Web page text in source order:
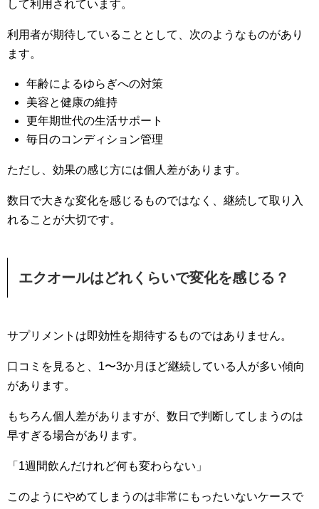
して利用されています。
利用者が期待していることとして、次のようなものがあり
ます。
年齢によるゆらぎへの対策
美容と健康の維持
更年期世代の生活サポート
毎日のコンディション管理
ただし、効果の感じ方には個人差があります。
数日で大きな変化を感じるものではなく、継続して取り入
れることが大切です。
エクオールはどれくらいで変化を感じる？
サプリメントは即効性を期待するものではありません。
口コミを見ると、1〜3か月ほど継続している人が多い傾向
があります。
もちろん個人差がありますが、数日で判断してしまうのは
早すぎる場合があります。
「1週間飲んだけれど何も変わらない」
このようにやめてしまうのは非常にもったいないケースで